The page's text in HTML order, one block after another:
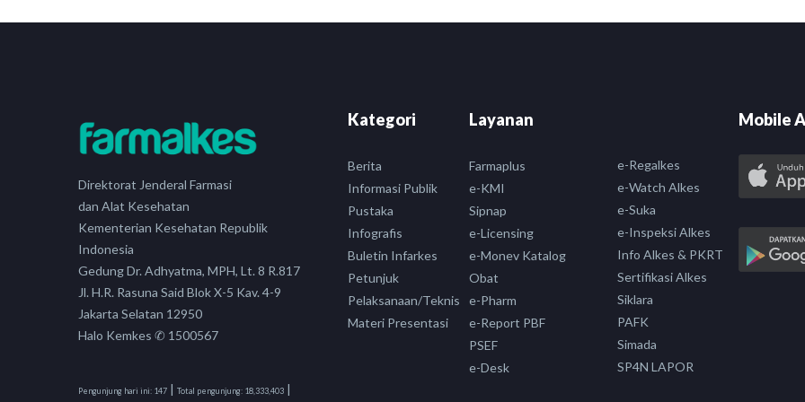
Direktorat Jenderal Farmasi
dan Alat Kesehatan
Kementerian Kesehatan Republik
Indonesia
Gedung Dr. Adhyatma, MPH, Lt. 8 R.817
Jl. H.R. Rasuna Said Blok X-5 Kav. 4-9
Jakarta Selatan 12950
Halo Kemkes ✆ 1500567
Pengunjung hari ini: 147 | Total pengunjung: 18,333,403 |
Kategori
Berita
Informasi Publik
Pustaka
Infografis
Buletin Infarkes
Petunjuk
Pelaksanaan/Teknis
Materi Presentasi
Layanan
Farmaplus
e-KMI
Sipnap
e-Licensing
e-Monev Katalog
Obat
e-Pharm
e-Report PBF
PSEF
e-Desk
e-Regalkes
e-Watch Alkes
e-Suka
e-Inspeksi Alkes
Info Alkes & PKRT
Sertifikasi Alkes
Siklara
PAFK
Simada
SP4N LAPOR
Mobile